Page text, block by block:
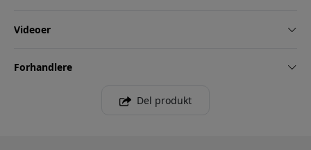
Videoer
Forhandlere
Del produkt